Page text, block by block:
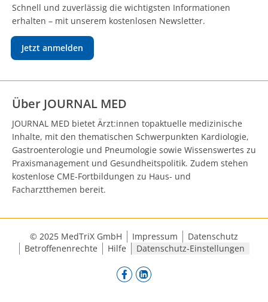
Schnell und zuverlässig die wichtigsten Informationen
erhalten – mit unserem kostenlosen Newsletter.
Jetzt anmelden
Über JOURNAL MED
JOURNAL MED bietet Ärzt:innen topaktuelle medizinische
Inhalte, mit den thematischen Schwerpunkten Kardiologie,
Gastroenterologie und Pneumologie sowie Wissenswertes zu
Praxismanagement und Gesundheitspolitik. Zudem stehen
kostenlose CME-Fortbildungen zu Haus- und
Facharztthemen bereit.
© 2025 MedTriX GmbH Impressum
Datenschutz
Betroffenenrechte
Hilfe Datenschutz-Einstellungen